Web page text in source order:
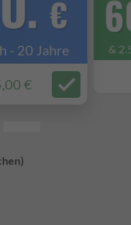
€
- 20 Jahre
€ check
&